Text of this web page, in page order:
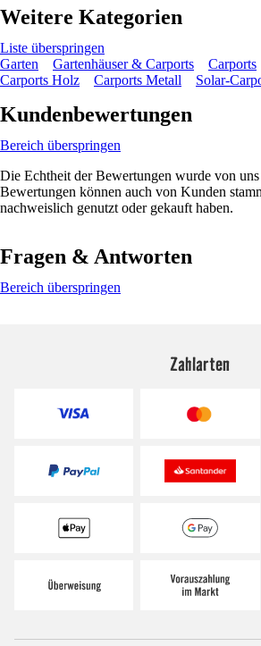
Weitere Kategorien
Liste überspringen
Garten
Gartenhäuser & Carports Carports
Carports Holz
Carports Metall Solar-
Kundenbewertungen
Bereich überspringen
Die Echtheit der Bewertungen wurde von
Bewertungen können auch von Kunden
nachweislich genutzt oder gekauft haben.
Fragen & Antworten
Bereich überspringen
Zahlarten